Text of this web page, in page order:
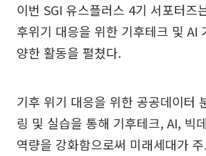
이번 SGI 유스플러스 4기 서포터즈
후위기 대응을 위한 기후테크 및 AI
양한 활동을 펼쳤다.
기후 위기 대응을 위한 공공데이터
링 및 실습을 통해 기후테크, AI, 빅
역량을 강화함으로써 미래세대가